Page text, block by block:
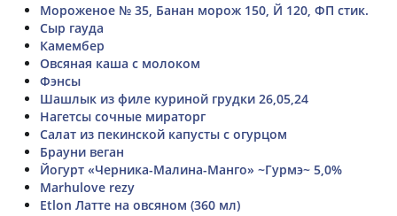
Мороженое № 35, Банан морож 150, Й 120, ФП стик.
Сыр гауда
Камембер
Овсяная каша с молоком
Фэнсы
Шашлык из филе куриной грудки 26,05,24
Нагетсы сочные мираторг
Салат из пекинской капусты с огурцом
Брауни веган
Йогурт «Черника-Малина-Манго» ~Гурмэ~ 5,0%
Marhulove rezy
Etlon Латте на овсяном (360 мл)